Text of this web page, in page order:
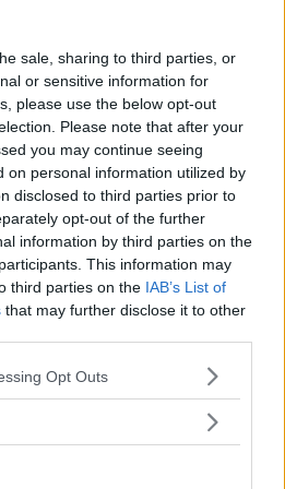
sale, sharing to third parties, or
or sensitive information for
please use the below opt-out
Please note that after your
you may continue seeing
on personal information utilized by
disclosed to third parties prior to
opt-out of the further
information by third parties on the
This information may
third parties on the IAB’s List of
that may further disclose it to other
app uses one or more Google
behaviour. You may click to
purposes in below Google
Opt Outs
reda på om deras bil
återkallelsen till?
av återkallelsen blir
oss. Man blir då erbjuden
som tar cirka en timme. I
för airbag
uppmanar vi
verkstad auktoriserad
säger Fredrik Wahrolén.
har inte kopplats
rapporteras det om
i en handfull